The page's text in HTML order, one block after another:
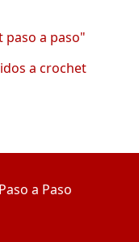
paso a paso"
a crochet
a Paso